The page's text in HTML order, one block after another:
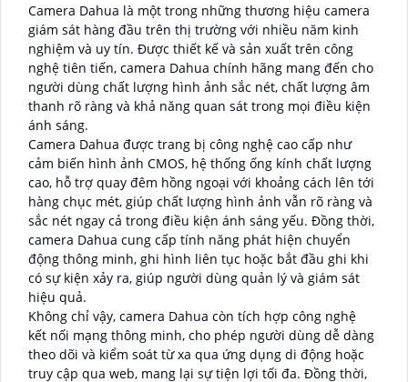
Camera Dahua là một trong những thương hiệu camera
giám sát hàng đầu trên thị trường với nhiều năm kinh
nghiệm và uy tín. Được thiết kế và sản xuất trên công
nghệ tiên tiến, camera Dahua chính hãng mang đến cho
người dùng chất lượng hình ảnh sắc nét, chất lượng âm
thanh rõ ràng và khả năng quan sát trong mọi điều kiện
ánh sáng.
Camera Dahua được trang bị công nghệ cao cấp như
cảm biến hình ảnh CMOS, hệ thống ống kính chất lượng
cao, hỗ trợ quay đêm hồng ngoại với khoảng cách lên tới
hàng chục mét, giúp chất lượng hình ảnh vẫn rõ ràng và
sắc nét ngay cả trong điều kiện ánh sáng yếu. Đồng thời,
camera Dahua cung cấp tính năng phát hiện chuyển
động thông minh, ghi hình liên tục hoặc bắt đầu ghi khi
có sự kiện xảy ra, giúp người dùng quản lý và giám sát
hiệu quả.
Không chỉ vậy, camera Dahua còn tích hợp công nghệ
kết nối mạng thông minh, cho phép người dùng dễ dàng
theo dõi và kiểm soát từ xa qua ứng dụng di động hoặc
truy cập qua web, mang lại sự tiện lợi tối đa. Đồng thời,